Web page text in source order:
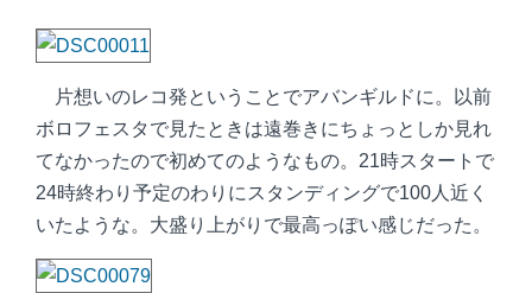
片想いのレコ発ということでアバンギルドに。以前
ボロフェスタで見たときは遠巻きにちょっとしか見れ
てなかったので初めてのようなもの。21時スタートで
24時終わり予定のわりにスタンディングで100人近く
いたような。大盛り上がりで最高っぽい感じだった。